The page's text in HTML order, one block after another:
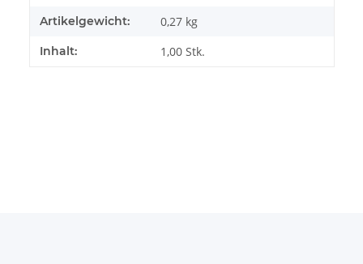
Artikelgewicht: 0,27 kg
Inhalt: 1,00 Stk.